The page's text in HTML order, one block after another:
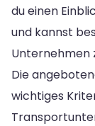
du einen
und kannst
Unternehmen
Die
wichtiges